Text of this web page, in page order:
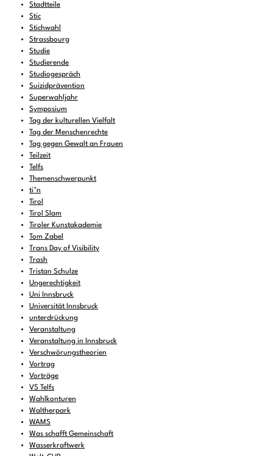
Stadtteile
Stic
Stichwahl
Strassbourg
Studie
Studierende
Studiogespräch
Suizidprävention
Superwahljahr
Symposium
Tag der kulturellen Vielfalt
Tag der Menschenrechte
Tag gegen Gewalt an Frauen
Teilzeit
Telfs
Themenschwerpunkt
ti*n
Tirol
Tirol Slam
Tiroler Kunstakademie
Tom Zabel
Trans Day of Visibility
Trash
Tristan Schulze
Ungerechtigkeit
Uni Innsbruck
Universität Innsbruck
unterdrückung
Veranstaltung
Veranstaltung in Innsbruck
Verschwörungstheorien
Vortrag
Vorträge
VS Telfs
Wahlkonturen
Waltherpark
WAMS
Was schafft Gemeinschaft
Wasserkraftwerk